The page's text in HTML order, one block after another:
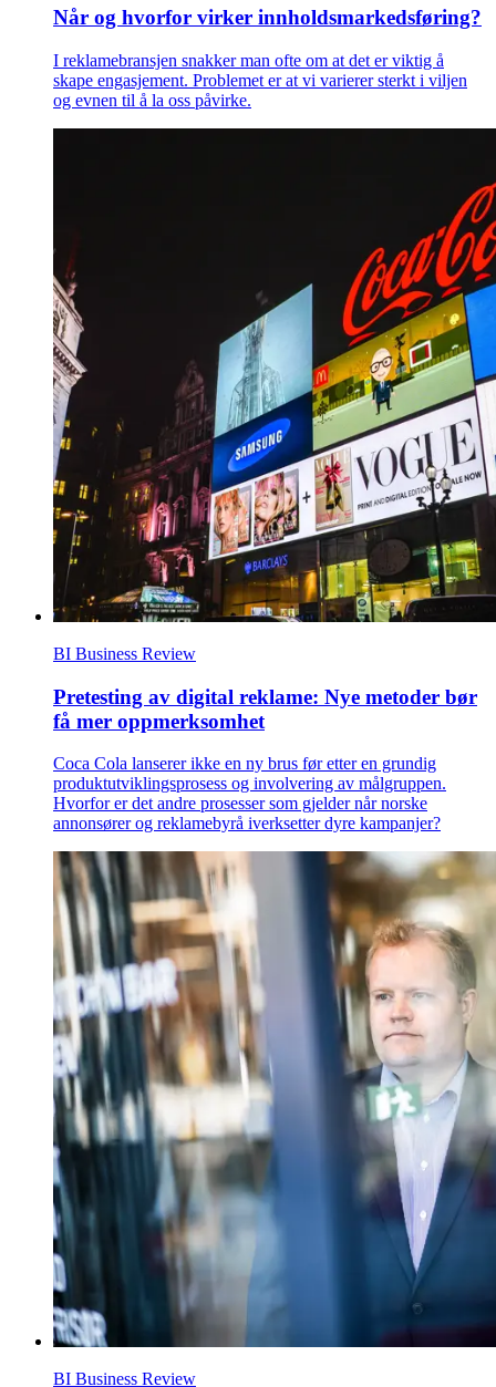
Når og hvorfor virker innholdsmarkedsføring?
I reklamebransjen snakker man ofte om at det er viktig å
skape engasjement. Problemet er at vi varierer sterkt i viljen
og evnen til å la oss påvirke.
BI Business Review
Pretesting av digital reklame: Nye metoder bør
få mer oppmerksomhet
Coca Cola lanserer ikke en ny brus før etter en grundig
produktutviklingsprosess og involvering av målgruppen.
Hvorfor er det andre prosesser som gjelder når norske
annonsører og reklamebyrå iverksetter dyre kampanjer?
BI Business Review